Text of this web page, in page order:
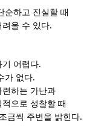
순하고 진실할 때
려올 수 있다.
기 어렵다.
가 없다.
련하는 가난과
으로 성찰할 때
금씩 주변을 밝힌다.